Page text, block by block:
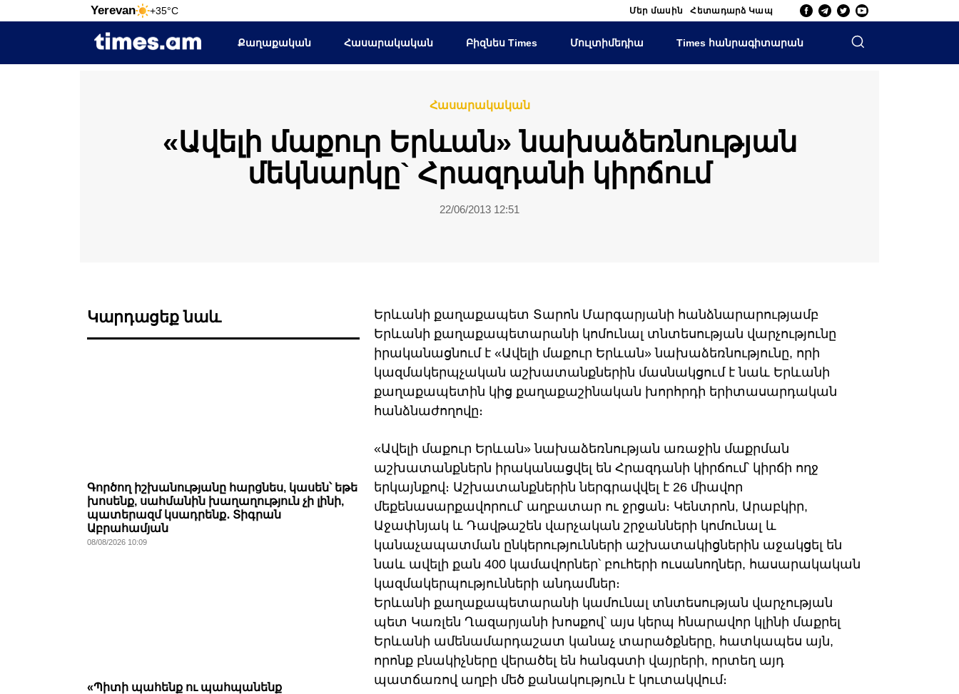
Yerevan +35°C Մեր մասին Հետադարձ Կապ
Քաղաքական Հասարակական Բիզնես Times Մուլտիմեդիա Times հանրագիտարան
Հասարակական
«Ավելի մաքուր Երևան» նախաձեռնության
մեկնարկը` Հրազդանի կիրճում
22/06/2013 12:51
Կարդացեք նաև
Գործող իշխանությանը հարցնես, կասեն՝ եթե
խոսենք, սահմանին խաղաղություն չի լինի,
պատերազմ կսադրենք․ Տիգրան
Աբրահամյան
08/08/2026 10:09
«Պիտի պահենք ու պահպանենք
Երևանի քաղաքապետ Տարոն Մարգարյանի հանձնարարությամբ
Երևանի քաղաքապետարանի կոմունալ տնտեսության վարչությունը
իրականացնում է «Ավելի մաքուր Երևան» նախաձեռնությունը, որի
կազմակերպչական աշխատանքներին մասնակցում է նաև Երևանի
քաղաքապետին կից քաղաքաշինական խորհրդի երիտասարդական
հանձնաժողովը։
«Ավելի մաքուր Երևան» նախաձեռնության առաջին մաքրման
աշխատանքներն իրականացվել են Հրազդանի կիրճում՝ կիրճի ողջ
երկայնքով։ Աշխատանքներին ներգրավվել է 26 միավոր
մեքենասարքավորում՝ աղբատար ու ջրցան։ Կենտրոն, Արաբկիր,
Աջափնյակ և Դավթաշեն վարչական շրջանների կոմունալ և
կանաչապատման ընկերությունների աշխատակիցներին աջակցել են
նաև ավելի քան 400 կամավորներ՝ բուհերի ուսանողներ, հասարակական
կազմակերպությունների անդամներ։
Երևանի քաղաքապետարանի կամունալ տնտեսության վարչության
պետ Կառլեն Ղազարյանի խոսքով՝ այս կերպ հնարավոր կլինի մաքրել
Երևանի ամենամարդաշատ կանաչ տարածքները, հատկապես այն,
որոնք բնակիչները վերածել են հանգստի վայրերի, որտեղ այդ
պատճառով աղբի մեծ քանակություն է կուտակվում։